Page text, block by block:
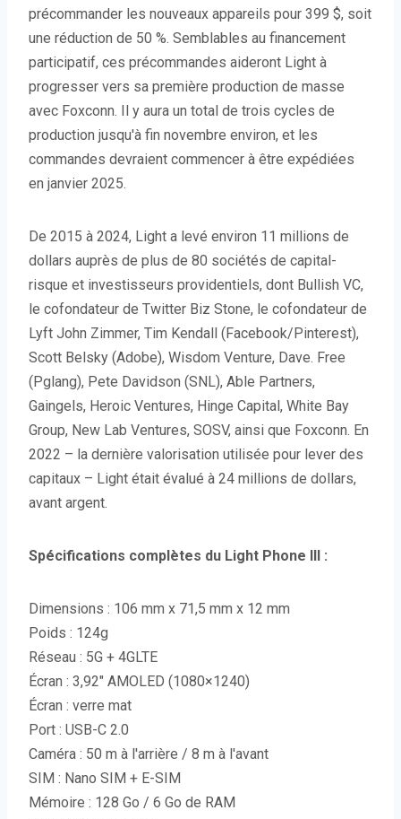
précommander les nouveaux appareils pour 399 $, soit
une réduction de 50 %. Semblables au financement
participatif, ces précommandes aideront Light à
progresser vers sa première production de masse
avec Foxconn. Il y aura un total de trois cycles de
production jusqu'à fin novembre environ, et les
commandes devraient commencer à être expédiées
en janvier 2025.
De 2015 à 2024, Light a levé environ 11 millions de
dollars auprès de plus de 80 sociétés de capital-
risque et investisseurs providentiels, dont Bullish VC,
le cofondateur de Twitter Biz Stone, le cofondateur de
Lyft John Zimmer, Tim Kendall (Facebook/Pinterest),
Scott Belsky (Adobe), Wisdom Venture, Dave. Free
(Pglang), Pete Davidson (SNL), Able Partners,
Gaingels, Heroic Ventures, Hinge Capital, White Bay
Group, New Lab Ventures, SOSV, ainsi que Foxconn. En
2022 – la dernière valorisation utilisée pour lever des
capitaux – Light était évalué à 24 millions de dollars,
avant argent.
Spécifications complètes du Light Phone III :
Dimensions : 106 mm x 71,5 mm x 12 mm
Poids : 124g
Réseau : 5G + 4GLTE
Écran : 3,92″ AMOLED (1080×1240)
Écran : verre mat
Port : USB-C 2.0
Caméra : 50 m à l'arrière / 8 m à l'avant
SIM : Nano SIM + E-SIM
Mémoire : 128 Go / 6 Go de RAM